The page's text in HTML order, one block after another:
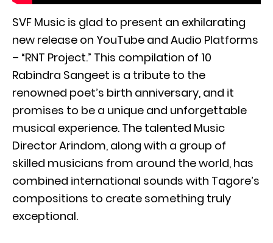
SVF Music is glad to present an exhilarating
new release on YouTube and Audio Platforms
– “RNT Project.” This compilation of 10
Rabindra Sangeet is a tribute to the
renowned poet’s birth anniversary, and it
promises to be a unique and unforgettable
musical experience. The talented Music
Director Arindom, along with a group of
skilled musicians from around the world, has
combined international sounds with Tagore’s
compositions to create something truly
exceptional.